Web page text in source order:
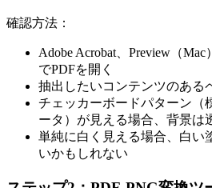
確認方法：
Adobe Acrobat、Preview（
でPDFを開く
抽出したいコンテンツのある
チェッカーボードパターン（
ータ）が見える場合、背景は
単純に白く見える場合、白い
いかもしれない